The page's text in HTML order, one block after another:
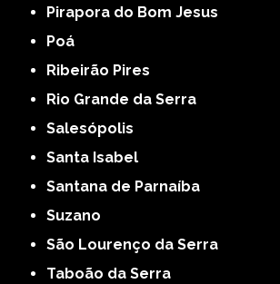
Pirapora do Bom Jesus
Poá
Ribeirão Pires
Rio Grande da Serra
Salesópolis
Santa Isabel
Santana de Parnaíba
Suzano
São Lourenço da Serra
Taboão da Serra